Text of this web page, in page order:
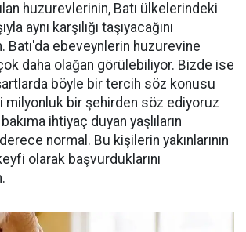
huzurevlerinin, Batı ülkelerindeki
aynı karşılığı taşıyacağını
Batı'da ebeveynlerin huzurevine
daha olağan görülebiliyor. Bizde ise
böyle bir tercih söz konusu
milyonluk bir şehirden söz ediyoruz
ihtiyaç duyan yaşlıların
normal. Bu kişilerin yakınlarının
olarak başvurduklarını